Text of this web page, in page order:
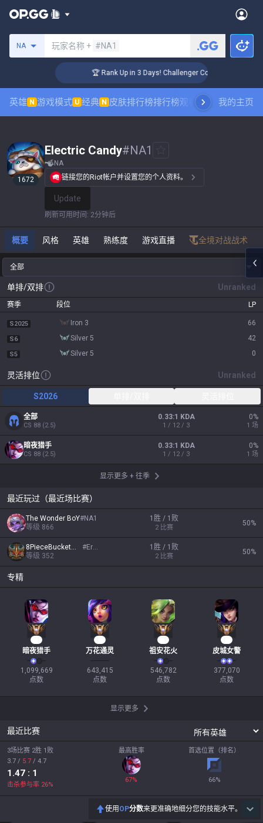
NA 玩家名称 + #NA1
🏆 Rank Up in 3 Days! Challenger Coaching
英雄 N 游戏模式 U 经典 N 皮肤排行榜排行榜观看职业比赛数据统
我的主页
1672
Electric Candy#NA1
NA
链接您的Riot帐户并设置您的个人资料。
Update
刷新可用时间 : 2分钟后
概要 风格 英雄 熟练度 游戏直播 全境对战战术
全部
单排/双排 Unranked
赛季 段位 LP
S2025 iron 3 66
S6 silver 5 42
S5 silver 5 0
灵活排位 Unranked
S2026
全部
CS 88 (2.5)
0.33:1 KDA
1 / 12 / 3
0%
1 场
暗夜猎手
CS 88 (2.5)
0.33:1 KDA
1 / 12 / 3
0%
1 场
显示更多 + 往季
最近玩过（最近场比赛）
The Wonder BoY#NA1
等级 866
1胜 / 1败
2 比赛
50%
8PieceBucketMeal #Erekt
等级 352
1胜 / 1败
2 比赛
50%
专精
暗夜猎手
1,099,669
点数
万花通灵
643,415
点数
祖安花火
546,782
点数
皮城女警
377,070
点数
显示更多
最近比赛
3场比赛 2胜 1败
3.7 / 5.7 / 4.7
1.47 : 1
击杀参与率 26%
最高胜率
67%
首选位置（排名）
66%
使用 OP分数来更准确地细分您的技能水平。